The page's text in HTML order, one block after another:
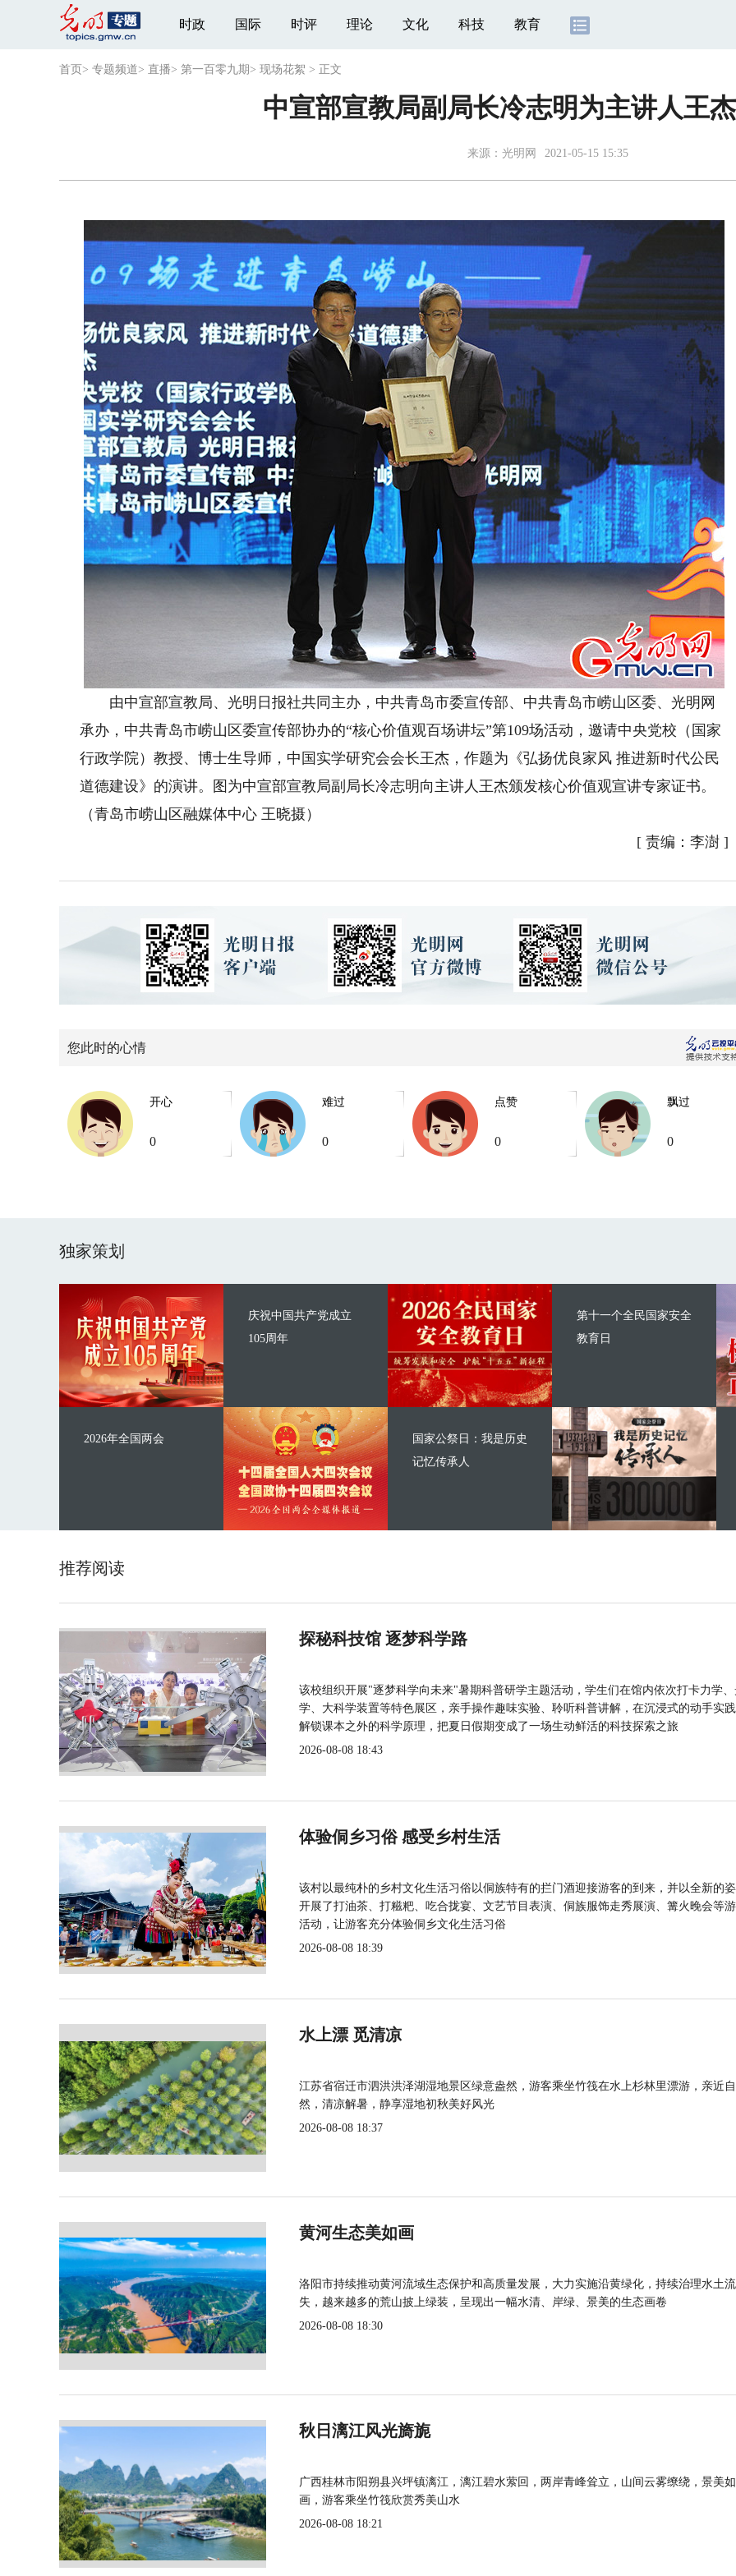
时政 国际 时评 理论 文化 科技 教育
首页 > 专题频道> 直播> 第一百零九期> 现场花絮 > 正文
中宣部宣教局副局长冷志明为主讲人王
来源： 光明网 2021-05-15 15:35
由中宣部宣教局、光明日报社共同主办，中共青岛市委宣传部、中共青岛市崂山区委、光明网
承办，中共青岛市崂山区委宣传部协办的“核心价值观百场讲坛”第109场活动，邀请中央党校（国家
行政学院）教授、博士生导师，中国实学研究会会长王杰，作题为《弘扬优良家风 推进新时代公民
道德建设》的演讲。图为中宣部宣教局副局长冷志明向主讲人王杰颁发核心价值观宣讲专家证书。
（青岛市崂山区融媒体中心 王晓摄）
[ 责编：李澍]
您此时的心情
开心
0
难过
0
点赞
0
飘过
0
独家策划
庆祝中国共产党成立
105周年
2026年全国两会
第十一个全民国家安全
教育日
国家公祭日：我是历史
记忆传承人
推荐阅读
探秘科技馆 逐梦科学路
该校组织开展"逐梦科学向未来"暑期科普研学主题活动，学生们在馆内依次打卡力学
学、大科学装置等特色展区，亲手操作趣味实验、聆听科普讲解，在沉浸式的动手实
解锁课本之外的科学原理，把夏日假期变成了一场生动鲜活的科技探索之旅
2026-08-08 18:43
体验侗乡习俗 感受乡村生活
该村以最纯朴的乡村文化生活习俗以侗族特有的拦门酒迎接游客的到来，并以全新的
开展了打油茶、打糍粑、吃合拢宴、文艺节目表演、侗族服饰走秀展演、篝火晚会等
活动，让游客充分体验侗乡文化生活习俗
2026-08-08 18:39
水上漂 觅清凉
江苏省宿迁市泗洪洪泽湖湿地景区绿意盎然，游客乘坐竹筏在水上杉林里漂游，亲近自
然，清凉解暑，静享湿地初秋美好风光
2026-08-08 18:37
黄河生态美如画
洛阳市持续推动黄河流域生态保护和高质量发展，大力实施沿黄绿化，持续治理水土流
失，越来越多的荒山披上绿装，呈现出一幅水清、岸绿、景美的生态画卷
2026-08-08 18:30
秋日漓江风光旖旎
广西桂林市阳朔县兴坪镇漓江，漓江碧水萦回，两岸青峰耸立，山间云雾缭绕，景美如
画，游客乘坐竹筏欣赏秀美山水
2026-08-08 18:21